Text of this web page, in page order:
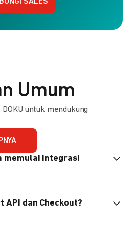
SALES
Umum
untuk mendukung
memulai integrasi
integrasi Anda. Pelajari
API dan Checkout?